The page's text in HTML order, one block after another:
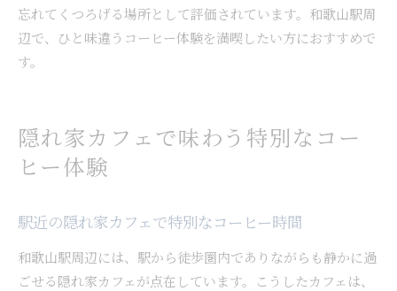
忘れてくつろげる場所として評価されています。和歌山駅周
辺で、ひと味違うコーヒー体験を満喫したい方におすすめで
す。
隠れ家カフェで味わう特別なコー
ヒー体験
駅近の隠れ家カフェで特別なコーヒー時間
和歌山駅周辺には、駅から徒歩圏内でありながらも静かに過
ごせる隠れ家カフェが点在しています。こうしたカフェは、